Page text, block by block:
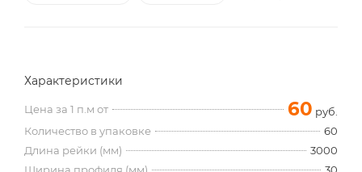
Характеристики
Цена за 1 п.м от 60 руб.
Количество в упаковке
60
Длина рейки (мм)
3000